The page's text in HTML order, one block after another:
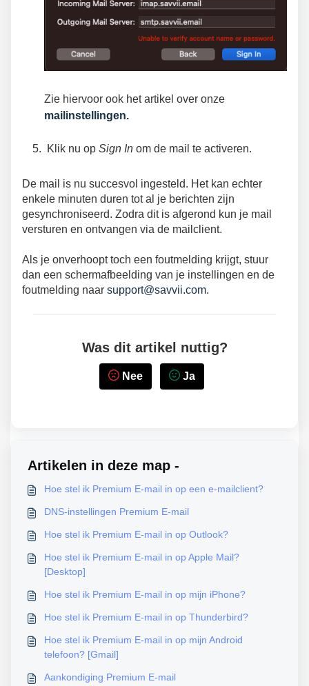
Zie hiervoor ook het artikel over onze
mailinstellingen.
Klik nu op Sign In om de mail te activeren.
De mail is nu succesvol ingesteld. Het kan echter
enkele minuten duren tot al je berichten zijn
gesynchroniseerd. Zodra dit is afgerond kun je mail
versturen en ontvangen via de mailclient.
Als je onverhoopt toch een foutmelding krijgt, stuur
dan een schermafbeelding van je instellingen en de
foutmelding naar support@savvii.com.
Was dit artikel nuttig?
Nee Ja
Artikelen in deze map -
Hoe stel ik Premium E-mail in op een e-mailclient?
DNS-instellingen Premium E-mail
Hoe stel ik Premium E-mail in op Outlook?
Hoe stel ik Premium E-mail in op Apple Mail?
[Desktop]
Hoe stel ik Premium E-mail in op mijn iPhone?
Hoe stel ik Premium E-mail in op Thunderbird?
Hoe stel ik Premium E-mail in op mijn Android
telefoon? [Gmail]
Aankondiging Premium E-mail